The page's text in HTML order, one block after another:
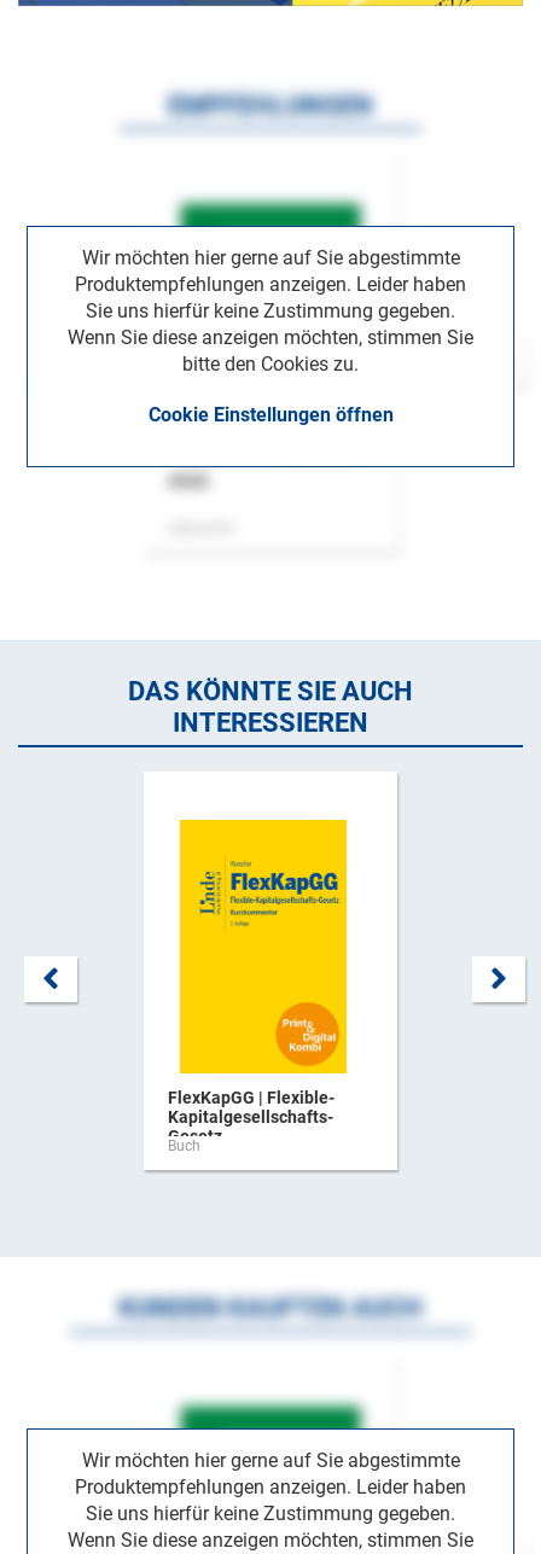
Wir möchten hier gerne auf Sie abgestimmte
Produktempfehlungen anzeigen. Leider haben
Sie uns hierfür keine Zustimmung gegeben.
Wenn Sie diese anzeigen möchten, stimmen Sie
bitte den Cookies zu.
Cookie Einstellungen öffnen
EMPFEHLUNGEN
DAS KÖNNTE SIE AUCH
INTERESSIEREN
FlexKapGG | Flexible-
Kapitalgesellschafts-
Gesetz ...
Buch
Wir möchten hier gerne auf Sie abgestimmte
Produktempfehlungen anzeigen. Leider haben
Sie uns hierfür keine Zustimmung gegeben.
Wenn Sie diese anzeigen möchten, stimmen Sie
KUNDEN KAUFTEN AUCH